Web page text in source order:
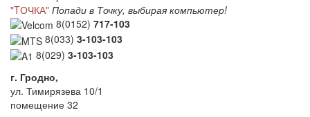
"TОЧКА" Попади в Точку, выбирая компьютер!
8(0152) 717-103
8(033) 3-103-103
8(029) 3-103-103
г. Гродно,
ул. Тимирязева 10/1
помещение 32